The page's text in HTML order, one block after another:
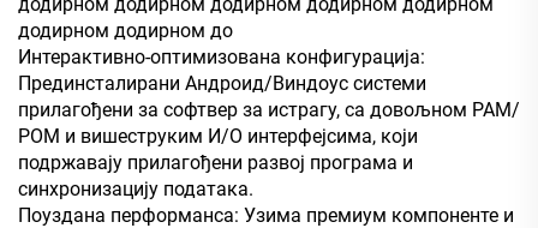
додирном додирном до
Интерактивно-оптимизована конфигурација:
Прединсталирани Андроид/Виндоус системи
прилагођени за софтвер за истрагу, са довољном РАМ/
РОМ и вишеструким И/О интерфејсима, који
подржавају прилагођени развој програма и
синхронизацију података.
Поуздана перформанса: Узима премиум компоненте и